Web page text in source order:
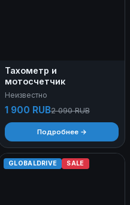
Тахометр и
мотосчетчик
Неизвестно
1 900 RUB2 090 RUB
Подробнее →
GLOBALDRIVE SALE